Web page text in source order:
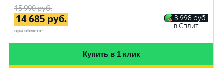
15 990руб.
14 685 руб.
при обмене
3 998 руб.
в Сплит
Купить в 1 клик